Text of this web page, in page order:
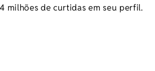
milhões de curtidas em seu perfil.